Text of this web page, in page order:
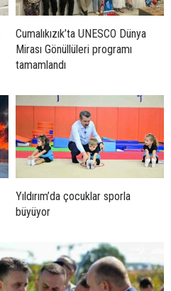
Cumalıkızık’ta UNESCO Dünya
Mirası Gönüllüleri programı
tamamlandı
Yıldırım’da çocuklar sporla
büyüyor